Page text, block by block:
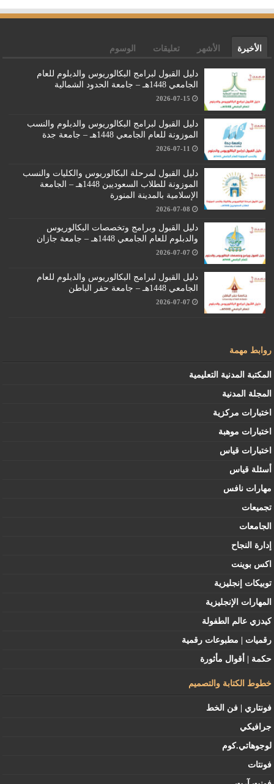
الأخيرة الأشهر تعليقات الوسوم
دليل القبول لبرامج البكالوريوس والدبلوم للعام
الجامعي 1448هـ – جامعة الحدود الشمالية
2026-07-15
دليل القبول لبرامج البكالوريوس والدبلوم والنسب
الموزونة للعام الجامعي 1448هـ – جامعة جدة
2026-07-11
دليل القبول لمرحلة البكالوريوس والكليات والنسب
الموزونة للطلاب السعوديين 1448هـ – الجامعة
الإسلامية بالمدينة المنورة
2026-07-08
دليل القبول وبرامج وتخصصات البكالوريوس
والدبلوم للعام الجامعي 1448هـ – جامعة جازان
2026-07-07
دليل القبول لبرامج البكالوريوس والدبلوم للعام
الجامعي 1448هـ – جامعة حفر الباطن
2026-07-07
روابط مهمة
المكتبة المدنية التعليمية
المجلة المدنية
اختبارات مركزية
اختبارات موهبة
اختبارات قياس
أسئلة قياس
مهارات نافس
تجميعات
الجامعات
إدارة النجاح
اكس بوينت
توبيكات إنجليزية
المهارات الإنجليزية
كيدزي عالم الطفولة
رقميات | مطبوعات رقمية
حكمة | أقوال مأثورة
خطوط الكتابة والتصميم
فونتاري | فن الخط
جرافيكي
لوجوهاتي.كوم
فونتات